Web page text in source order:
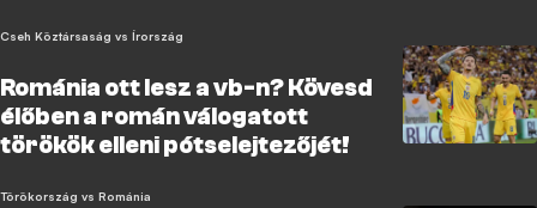
Cseh Köztársaság vs Írország
Románia ott lesz a vb-n? Kövesd
élőben a román válogatott
törökök elleni pótselejtezőjét!
Törökország vs Románia